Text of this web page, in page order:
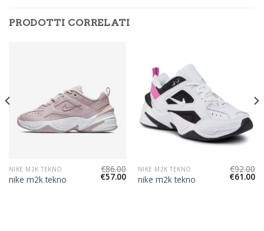
PRODOTTI CORRELATI
NIKE M2K TEKNO
nike m2k tekno
€86.00
€57.00
NIKE M2K TEKNO
nike m2k tekno
€92.00
€61.00